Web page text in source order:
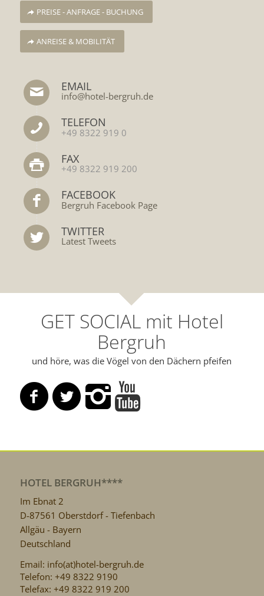
PREISE - ANFRAGE - BUCHUNG
ANREISE & MOBILITÄT
EMAIL
info@hotel-bergruh.de
TELEFON
+49 8322 919 0
FAX
+49 8322 919 200
FACEBOOK
Bergruh Facebook Page
TWITTER
Latest Tweets
GET SOCIAL mit Hotel
Bergruh
und höre, was die Vögel von den Dächern pfeifen
HOTEL BERGRUH****
Im Ebnat 2
D-87561 Oberstdorf - Tiefenbach
Allgäu - Bayern
Deutschland
Email: info(at)hotel-bergruh.de
Telefon: +49 8322 9190
Telefax: +49 8322 919 200